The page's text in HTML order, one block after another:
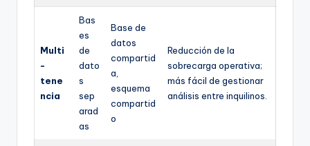
Multi
-
tene
ncia
Bas
es
de
dato
s
sep
arad
as
Base de
datos
compartid
a,
esquema
compartid
o
Reducción de la
sobrecarga operativa;
más fácil de gestionar
análisis entre inquilinos.